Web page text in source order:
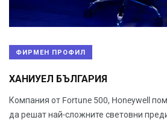
ФИРМЕН ПРОФИЛ
ХАНИУЕЛ БЪЛГАРИЯ
Компания от Fortune 500, Honeywell
да решат най-сложните световни